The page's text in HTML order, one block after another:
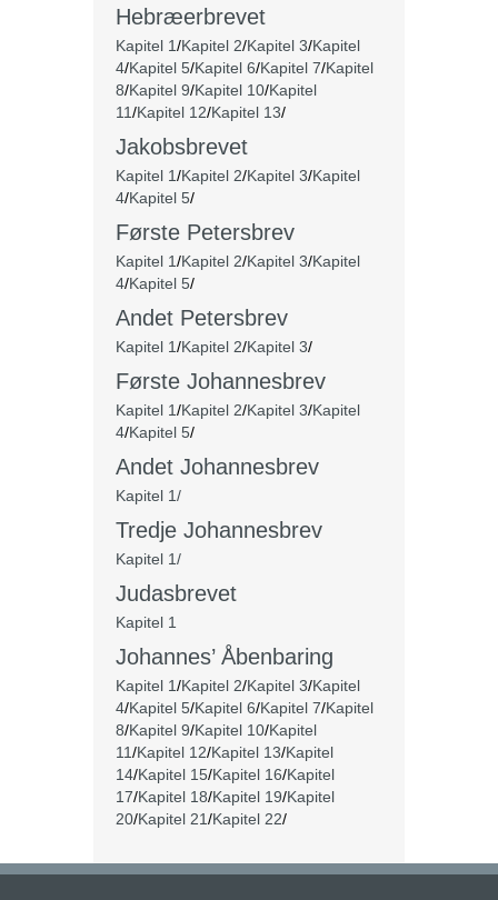
Hebræerbrevet
Kapitel 1/Kapitel 2/Kapitel 3/Kapitel
4/Kapitel 5/Kapitel 6/Kapitel 7/Kapitel
8/Kapitel 9/Kapitel 10/Kapitel
11/Kapitel 12/Kapitel 13/
Jakobsbrevet
Kapitel 1/Kapitel 2/Kapitel 3/Kapitel
4/Kapitel 5/
Første Petersbrev
Kapitel 1/Kapitel 2/Kapitel 3/Kapitel
4/Kapitel 5/
Andet Petersbrev
Kapitel 1/Kapitel 2/Kapitel 3/
Første Johannesbrev
Kapitel 1/Kapitel 2/Kapitel 3/Kapitel
4/Kapitel 5/
Andet Johannesbrev
Kapitel 1/
Tredje Johannesbrev
Kapitel 1/
Judasbrevet
Kapitel 1
Johannes’ Åbenbaring
Kapitel 1/Kapitel 2/Kapitel 3/Kapitel
4/Kapitel 5/Kapitel 6/Kapitel 7/Kapitel
8/Kapitel 9/Kapitel 10/Kapitel
11/Kapitel 12/Kapitel 13/Kapitel
14/Kapitel 15/Kapitel 16/Kapitel
17/Kapitel 18/Kapitel 19/Kapitel
20/Kapitel 21/Kapitel 22/